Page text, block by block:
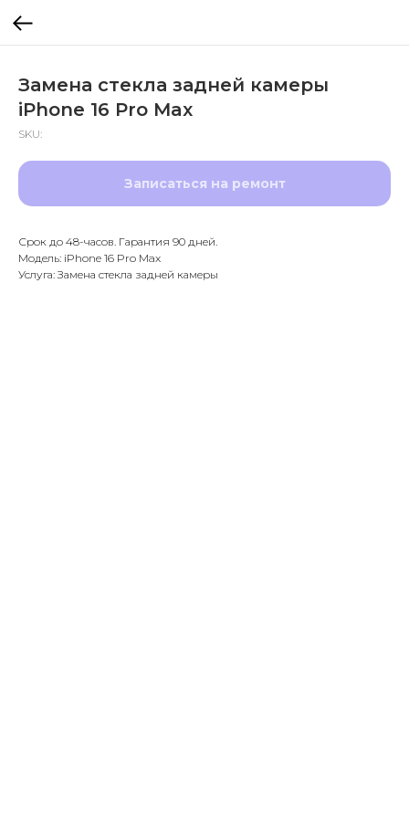
Замена стекла задней камеры
iPhone 16 Pro Max
SKU:
Записаться на ремонт
Срок до 48-часов. Гарантия 90 дней.
Модель: iPhone 16 Pro Max
Услуга: Замена стекла задней камеры